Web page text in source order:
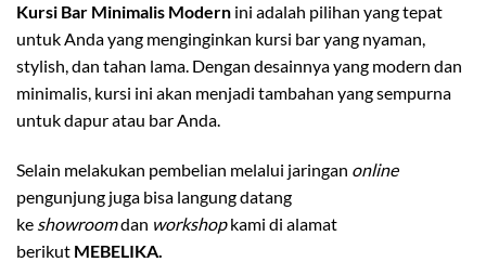
Kursi Bar Minimalis Modern ini adalah pilihan yang tepat
untuk Anda yang menginginkan kursi bar yang nyaman,
stylish, dan tahan lama. Dengan desainnya yang modern dan
minimalis, kursi ini akan menjadi tambahan yang sempurna
untuk dapur atau bar Anda.
Selain melakukan pembelian melalui jaringan online
pengunjung juga bisa langung datang
ke showroomdan workshopkami di alamat
berikut MEBELIKA.